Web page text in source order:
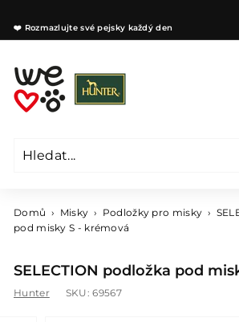
obsah
❤️ Rozmazlujte své pejsky každý den
W
e
l
e
g
s
Z
Domů › Misky › Podložky pro misky ›
pod misky S - krémová
SELECTION podložka pod
Hunter SKU:69567